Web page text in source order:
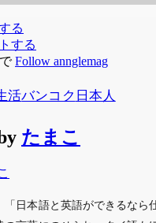
る
する
Follow annglemag
活バンコク 日本人
たまこ
「日本語と英語ができるなら